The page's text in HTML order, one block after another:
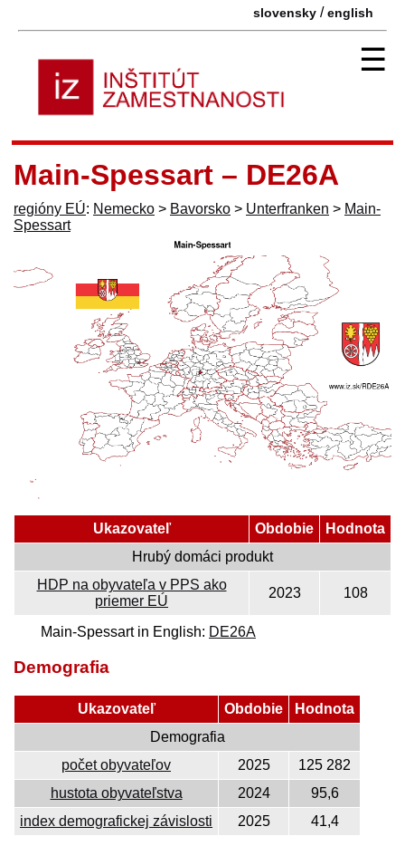
slovensky /english
☰
Main-Spessart – DE26A
regióny EÚ: Nemecko > Bavorsko > Unterfranken > Main-
Spessart
Ukazovateľ Obdobie
Hodnota
Hrubý domáci produkt
HDP na obyvateľa v PPS ako
priemer EÚ
2023 108
Main-Spessart in English: DE26A
Demografia
Ukazovateľ Obdobie
Hodnota
Demografia
počet obyvateľov
2025
125 282
hustota obyvateľstva
2024
95,6
index demografickej závislosti
2025 41,4